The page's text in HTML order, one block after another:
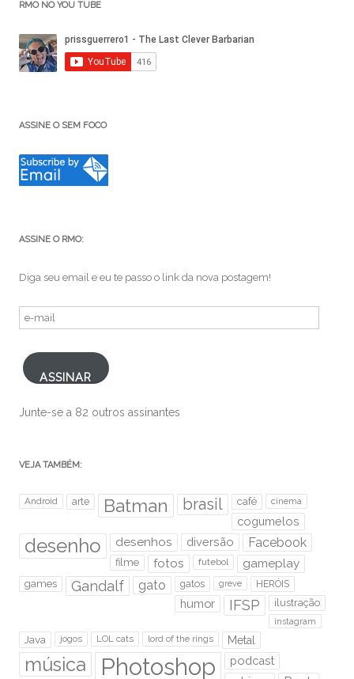
RMO NO YOU TUBE
ASSINE O SEM FOCO
ASSINE O RMO:
Diga seu email e eu te passo o link da nova postagem!
e-
ASSINAR
Junte-se a 82 outros assinantes
VEJA TAMBÉM:
Android arte Batman brasil café cinema
cogumelos
desenho desenhos diversão Facebook
filme fotos futebol gameplay
games Gandalf gato gatos greve HERÓIS
humor IFSP ilustração
instagram
Java jogos LOL cats lord of the rings Metal
música Photoshop
podcast